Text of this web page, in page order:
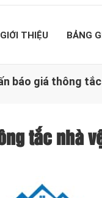
GIỚI THIỆU BẢNG
báo giá thông tắc
tắc nhà